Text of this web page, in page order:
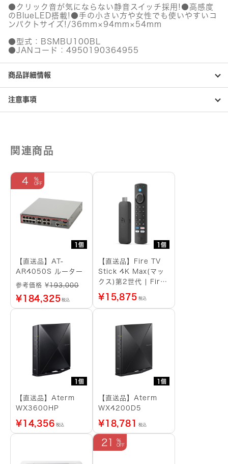
マ
ウ
ス
音/3
ボ
ブ
ル
ー
個
●クリック音が気にならない静音スイッチ採用!●高感度
のBlueLED搭載!●手の小さい方や女性でも使いやすいコ
ンパクトサイズ!/36mm×94mm×54mm
●型式：BSMBU100BL
●JANコード：4950190364955
商品詳細情報
注意事項
関連商品
1個
4
【直送品】AT-
AR4050S ルーター
参考価格 ¥193,000
¥184,325 税込
1個
【直送品】Fire TV
Stick 4K Max(マッ
クス)第2世代 | Fire
TV Stick史上最もパ
ワフル | ストリーミ
¥15,875 税込
1個
【直送品】Aterm
WX3600HP
¥14,356 税込
1個
【直送品】Aterm
WX4200D5
¥18,781 税込
21